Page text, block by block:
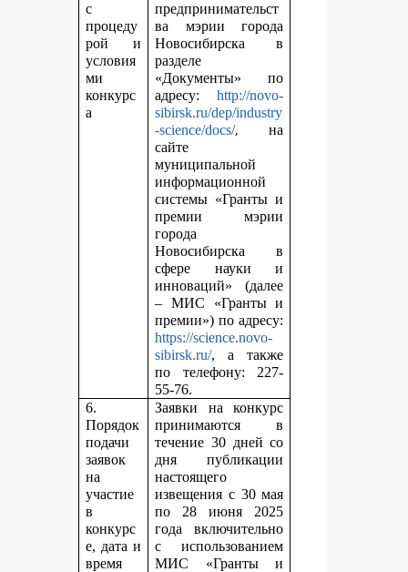
с
процеду
рой и
условия
ми
конкурс
а
предпринимательст
ва мэрии города
Новосибирска в
разделе
«Документы» по
адресу:http://novo-
sibirsk.ru/dep/industry
-science/docs/,на
сайте
муниципальной
информационной
системы «Гранты и
премии мэрии
города
Новосибирска в
сфере науки и
инноваций» (далее
– МИС «Гранты и
премии») по адресу:
https://science.novo-
sibirsk.ru/, а также
по телефону: 227-
55-76.
6.
Порядок
подачи
заявок
на
участие
в
конкурс
е, дата и
время
Заявки на конкурс
принимаются в
течение 30 дней со
дня публикации
настоящего
извещения с 30 мая
по 28 июня 2025
года включительно
с использованием
МИС «Гранты и